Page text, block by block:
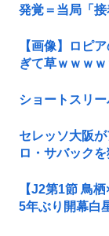
発覚＝当局「接
【画像】ロピ
ぎて草ｗｗｗｗ
ショートスリ
セレッソ大阪
ロ・サバック
【J2第1節 鳥
5年ぶり開幕白